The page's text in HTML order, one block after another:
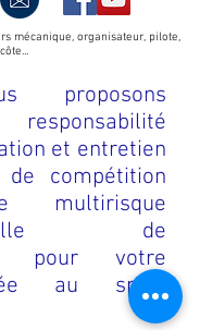
mécanique, organisateur, pilote,
proposons
et entretien
compétition
multirisque
de
pour votre
au sport